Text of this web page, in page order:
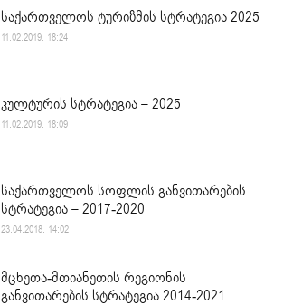
საქართველოს ტურიზმის სტრატეგია 2025
11.02.2019. 18:24
კულტურის სტრატეგია – 2025
11.02.2019. 18:09
საქართველოს სოფლის განვითარების
სტრატეგია – 2017-2020
23.04.2018. 14:02
მცხეთა-მთიანეთის რეგიონის
განვითარების სტრატეგია 2014-2021